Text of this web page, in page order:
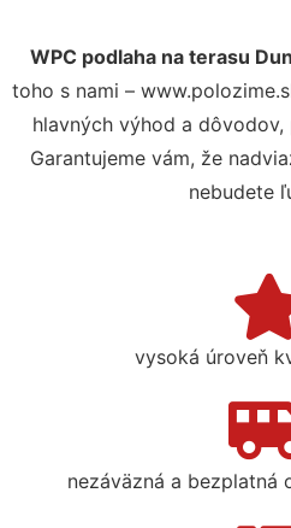
WPC podlaha na terasu
toho s nami –
hlavných výhod a
Garantujeme vám, že
nebudete
vysoká úroveň
nezáväzná a bezplatná